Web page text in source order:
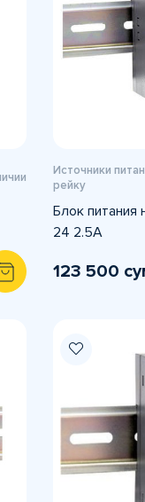
Источники
рейку
Блок питания
24 2.5A
123 500